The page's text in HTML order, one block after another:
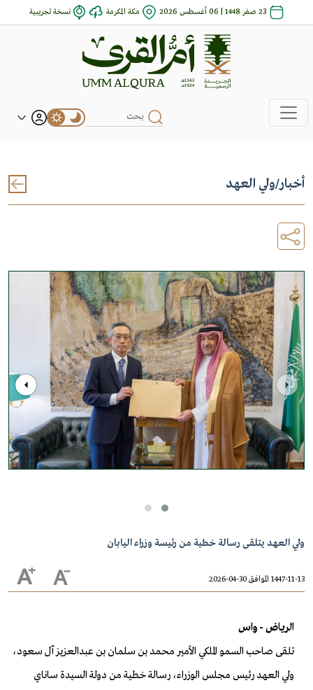
23 صفر 1448 | 06 أغسطس 2026 مكة المكرمة نسخة تجريبية
أخبار/ولي العهد
ولي العهد يتلقى رسالة خطية من رئيسة وزراء اليابان
1447-11-13 الموافق 30-04-2026
الرياض - واس
تلقى صاحب السمو الملكي الأمير محمد بن سلمان بن عبدالعزيز آل سعود،
ولي العهد رئيس مجلس الوزراء، رسالة خطية من دولة السيدة ساناي